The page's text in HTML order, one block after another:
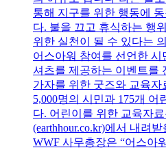
통해 지구를 위한 행동에
다. 불을 끄고 휴식하는 행
위한 실천이 될 수 있다는
어스아워 참여를 선언한 시
셔츠를 제공하는 이벤트를
가자를 위한 굿즈와 교육
5,000명의 시민과 175개 어
다. 어린이를 위한 교육자
(earthhour.co.kr)에서 내려
WWF 사무총장은 “어스아